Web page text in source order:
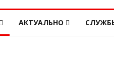
АКТУАЛЬНО